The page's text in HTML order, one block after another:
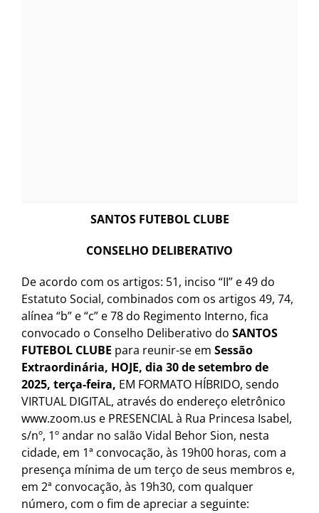
SANTOS FUTEBOL CLUBE
CONSELHO DELIBERATIVO
De acordo com os artigos: 51, inciso “II” e 49 do
Estatuto Social, combinados com os artigos 49, 74,
alínea “b” e “c” e 78 do Regimento Interno, fica
convocado o Conselho Deliberativo do SANTOS
FUTEBOL CLUBE para reunir-se em Sessão
Extraordinária, HOJE, dia 30 de setembro de
2025, terça-feira, EM FORMATO HÍBRIDO, sendo
VIRTUAL DIGITAL, através do endereço eletrônico
www.zoom.us e PRESENCIAL à Rua Princesa Isabel,
s/nº, 1º andar no salão Vidal Behor Sion, nesta
cidade, em 1ª convocação, às 19h00 horas, com a
presença mínima de um terço de seus membros e,
em 2ª convocação, às 19h30, com qualquer
número, com o fim de apreciar a seguinte: